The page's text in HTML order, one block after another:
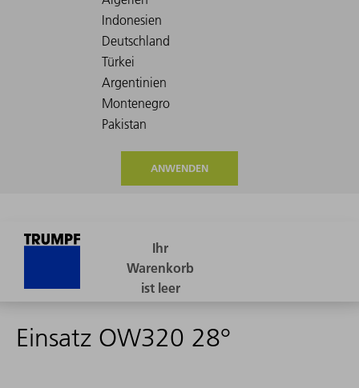
ANWENDEN
Einsatz OW320 28°